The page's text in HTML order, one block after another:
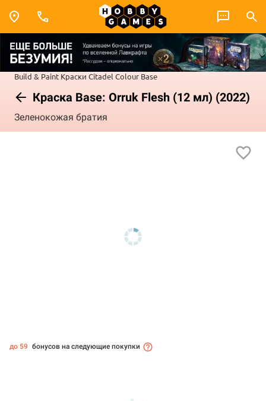
Build & Paint Краски Citadel Colour Base
Краска Base: Orruk Flesh (12 мл) (2022)
Зеленокожая братия
до 59 бонусов на следующие покупки